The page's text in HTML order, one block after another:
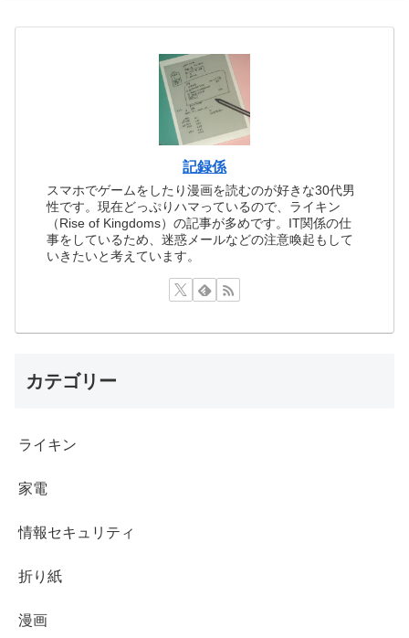
記録係
スマホでゲームをしたり漫画を読むのが好きな30代男
性です。現在どっぷりハマっているので、ライキン
（Rise of Kingdoms）の記事が多めです。IT関係の仕
事をしているため、迷惑メールなどの注意喚起もして
いきたいと考えています。
カテゴリー
ライキン
家電
情報セキュリティ
折り紙
漫画